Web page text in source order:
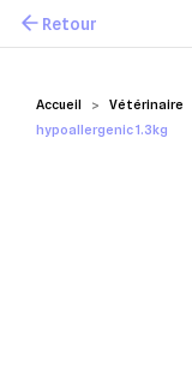
Mes favoris
Accueil Vétérinaire
hypoallergenic 1.3kg
Retour